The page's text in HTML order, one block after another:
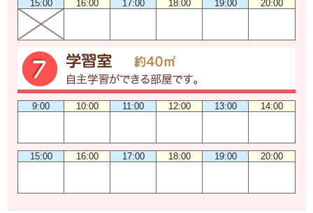
15:00 16:00 17:00 18:00 19:00 20:00
9:00 10:00 11:00 12:00 13:00 14:00
15:00 16:00 17:00 18:00 19:00 20:00